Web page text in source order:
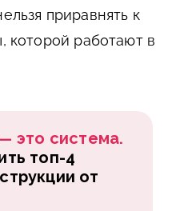
приравнять к
которой работают в
это система.
топ-4
от